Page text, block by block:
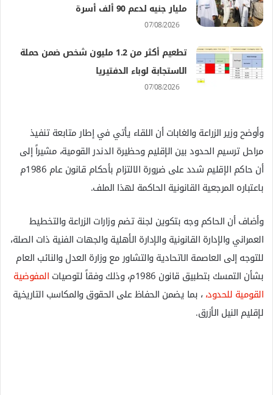
مليار جنيه لدعم 90 ألف أسرة
07/08/2026
تطعيم أكثر من 1.2 مليون شخص ضمن حملة
الاستجابة لوباء الدفتيريا
07/08/2026
وأوضح وزير الزراعة والغابات أن اللقاء يأتي في إطار متابعة تنفيذ
مراحل ترسيم الحدود بين الإقليم وحظيرة الدندر القومية، مشيراً إلى
أن حاكم الإقليم شدد على ضرورة الالتزام بأحكام قانون عام 1986م
باعتباره المرجعية القانونية الحاكمة لهذا الملف.
وأضاف أن الحاكم وجه بتكوين لجنة تضم وزارات الزراعة والتخطيط
العمراني والإدارة القانونية والإدارة الأهلية والجهات الفنية ذات الصلة،
للتوجه إلى العاصمة الاتحادية والتشاور مع وزارة العدل والنائب العام
بشأن التمسك بتطبيق قانون 1986م، وذلك وفقاً لتوصيات
المفوضية
القومية للحدود،، بما يضمن الحفاظ على الحقوق والمكاسب التاريخية
لإقليم النيل الأزرق.